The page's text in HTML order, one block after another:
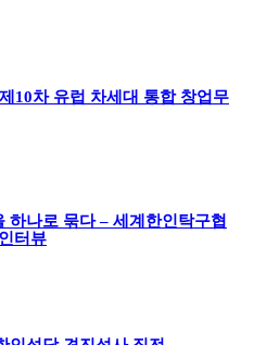
10차 유럽 차세대 통합 창업무
하나로 묶다 – 세계한인탁구협
터뷰